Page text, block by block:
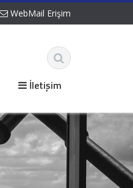
WebMail Erişim
İletişim